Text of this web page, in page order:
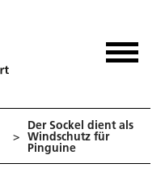
>
Der Sockel dient als
Windschutz für
Pinguine